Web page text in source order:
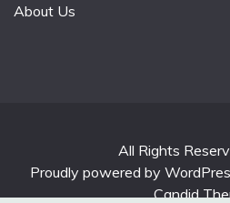
About Us
All Rights
Proudly powered by
Candid